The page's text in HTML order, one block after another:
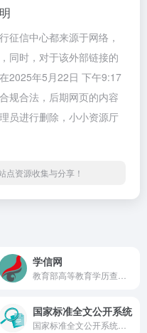
征信中心都来源于网络，
同时，对于该外部链接的
2025年5月22日 下午9:17
规合法，后期网页的内容
员进行删除，小小资源厅
点资源收集与分享！
学信网
国家标准全文公开系统